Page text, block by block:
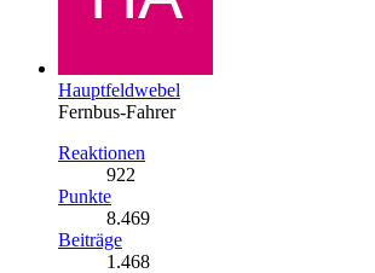
Hauptfeldwebel
Fernbus-Fahrer
Reaktionen
922
Punkte
8.469
Beiträge
1.468